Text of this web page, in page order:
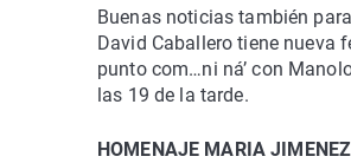
Buenas noticias también
David Caballero tiene nueva
punto com…ni ná’ con
las 19 de la tarde.
HOMENAJE MARIA JIMENEZ